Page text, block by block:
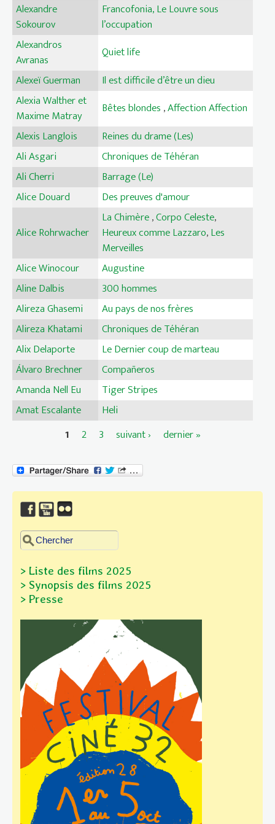
Alexandre
Sokourov
Francofonia, Le Louvre sous
l’occupation
Alexandros
Avranas
Quiet life
Alexeï Guerman
Il est difficile d’être un dieu
Alexia Walther et
Maxime Matray
Bêtes blondes ,Affection Affection
Alexis Langlois
Reines du drame (Les)
Ali Asgari
Chroniques de Téhéran
Ali Cherri
Barrage (Le)
Alice Douard
Des preuves d'amour
Alice Rohrwacher
La Chimère,Corpo Celeste,
Heureux comme Lazzaro,Les
Merveilles
Alice Winocour
Augustine
Aline Dalbis
300 hommes
Alireza Ghasemi
Au pays de nos frères
Alireza Khatami
Chroniques de Téhéran
Alix Delaporte
Le Dernier coup de marteau
Álvaro Brechner
Compañeros
Amanda Nell Eu
Tiger Stripes
Amat Escalante
Heli
1 2 3 suivant › dernier »
Formulaire de recherche
Chercher dans ce site
> Liste des films 2025
> Synopsis des films 2025
> Presse